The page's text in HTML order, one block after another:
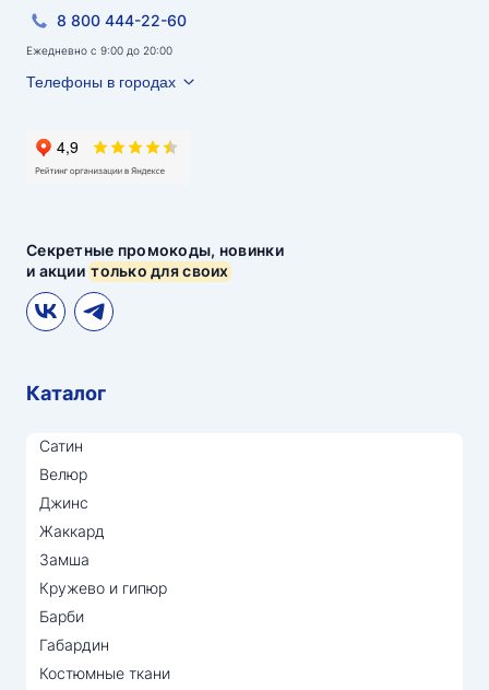
Секретные промокоды, новинки
и акциитолько для своих
8 800 444-22-60
Ежедневно с 9:00 до 20:00
Телефоны в городах
Каталог
Сатин
Велюр
Джинс
Жаккард
Замша
Кружево и гипюр
Барби
Габардин
Костюмные ткани